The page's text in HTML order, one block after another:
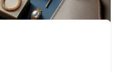
marki, łącząc artystyczną
technologiami. Opisuje,